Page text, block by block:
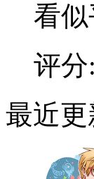
看
评分:
最近更